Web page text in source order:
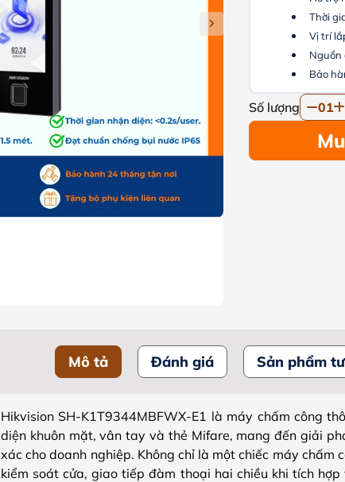
Thời
Vị trí
Nguồn
Bảo
Số lượng 01
Mô tả Đánh giá Sản phẩm
Hikvision SH-K1T9344MBFWX-E1 là máy chấm công
diện khuôn mặt, vân tay và thẻ Mifare, mang đến giải
xác cho doanh nghiệp. Không chỉ là một chiếc máy chấm
kiểm soát cửa, giao tiếp đàm thoại hai chiều khi tích